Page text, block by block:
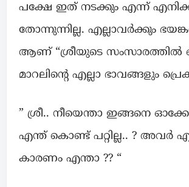
പക്ഷേ ഇത് നടക്കും എന്ന്
തോന്നുന്നില്ല. എല്ലാവർക്കും
ആണ് “ശ്രീയുടെ സംസാരത്തിൽ
മാറലിന്റെ എല്ലാ ഭാവങ്ങളും
” ശ്രീ.. നീയെന്താ ഇങ്ങനെ
എന്ത് കൊണ്ട് പറ്റില്ല.. ? അവർ
കാരണം എന്താ ?? “